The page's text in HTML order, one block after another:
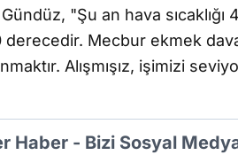
Gündüz, "Şu an hava
derecedir. Mecbur ekmek
Alışmışız, işimizi
Haber - Bizi Sosyal